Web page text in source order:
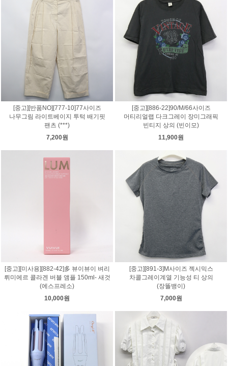
[중고][반품NO][777-10]77사이즈
나무그림 라이트베이지 투턱 배기핏
팬츠 (***)
7,200원
[중고][886-22]90/M/66사이즈
머티리얼랩 다크그레이 장미그래픽
빈티지 상의 (빈이모)
11,900원
[중고][미사용][882-42]多 뷰이뷰이 벼리
뤼미에르 콜라겐 버블 앰플 150ml- 새것
(에스프레소)
10,000원
[중고][891-3]M사이즈 젝시믹스
차콜그레이계열 기능성 티 상의
(장똘뱅이)
7,000원